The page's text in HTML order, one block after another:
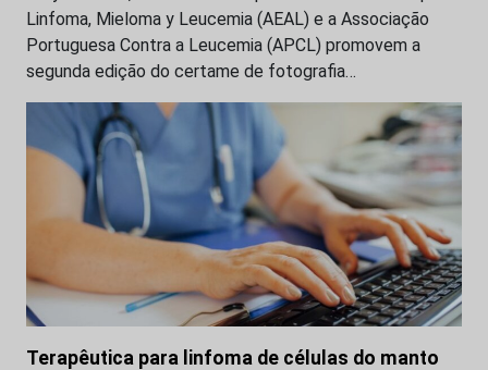
Linfoma, Mieloma y Leucemia (AEAL) e a Associação
Portuguesa Contra a Leucemia (APCL) promovem a
segunda edição do certame de fotografia…
Terapêutica para linfoma de células do manto